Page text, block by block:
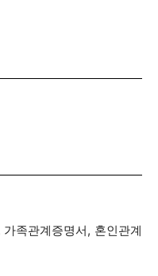
족관계증명서, 혼인관계